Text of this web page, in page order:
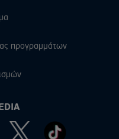
προγραμμάτων